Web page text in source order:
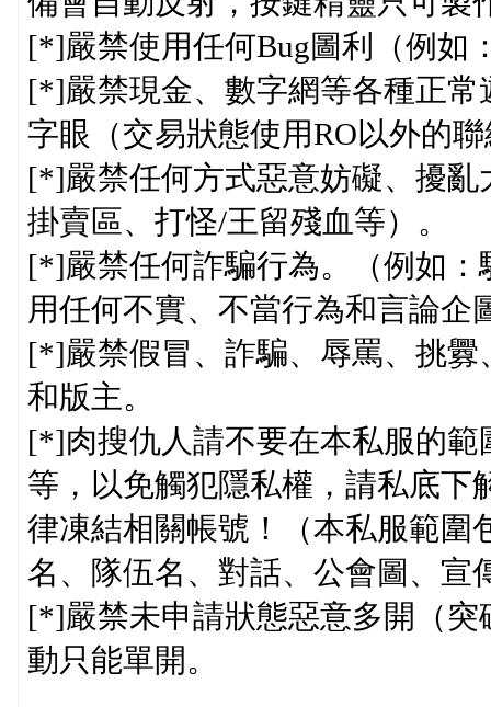
[*]嚴禁使用任何Bug圖利（例如
[*]嚴禁現金、數字網等各種正
字眼（交易狀態使用RO以外的
[*]嚴禁任何方式惡意妨礙、擾
掛賣區、打怪/王留殘血等）。
[*]嚴禁任何詐騙行為。（例如
用任何不實、不當行為和言論企
[*]嚴禁假冒、詐騙、辱罵、挑
和版主。
[*]肉搜仇人請不要在本私服的
等，以免觸犯隱私權，請私底下
律凍結相關帳號！（本私服範圍
名、隊伍名、對話、公會圖、宣
[*]嚴禁未申請狀態惡意多開（
動只能單開。